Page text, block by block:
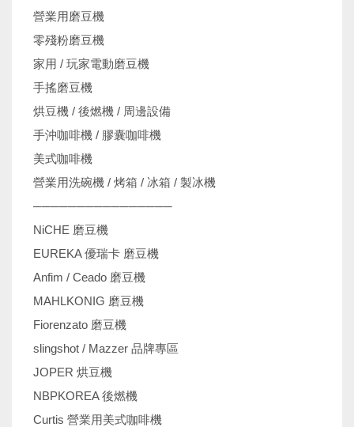
營業用磨豆機
零殘粉磨豆機
家用 / 玩家電動磨豆機
手搖磨豆機
烘豆機 / 後燃機 / 周邊設備
手沖咖啡機 / 膠囊咖啡機
美式咖啡機
營業用洗碗機 / 烤箱 / 冰箱 / 製冰機
────────────────
NiCHE 磨豆機
EUREKA 優瑞卡 磨豆機
Anfim / Ceado 磨豆機
MAHLKONIG 磨豆機
Fiorenzato 磨豆機
slingshot / Mazzer 品牌專區
JOPER 烘豆機
NBPKOREA 後燃機
Curtis 營業用美式咖啡機